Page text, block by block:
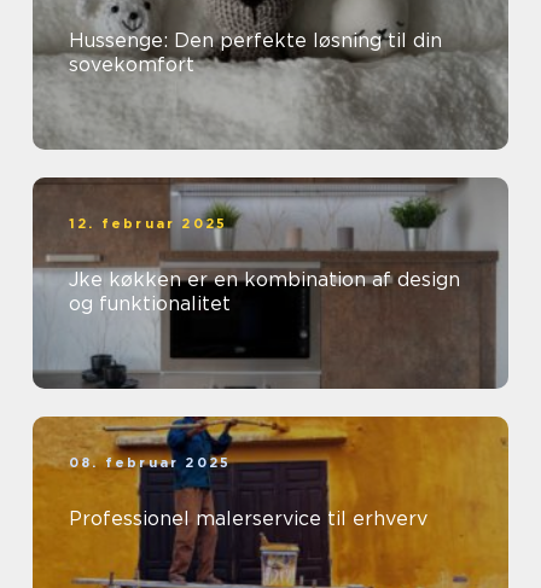
Hussenge: Den perfekte løsning til din
sovekomfort
12. februar 2025
Jke køkken er en kombination af design
og funktionalitet
08. februar 2025
Professionel malerservice til erhverv